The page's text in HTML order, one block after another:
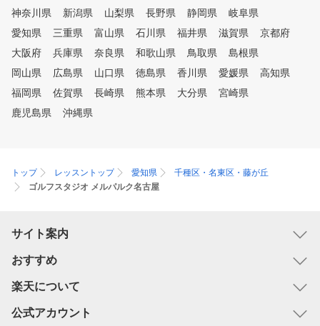
神奈川県
新潟県 山梨県 長野県 静岡県
岐阜県
愛知県
三重県 富山県 石川県 福井県 滋賀県
京都府
大阪府
兵庫県 奈良県 和歌山県 鳥取県
島根県
岡山県
広島県 山口県 徳島県 香川県 愛媛県
高知県
福岡県
佐賀県 長崎県 熊本県 大分県
宮崎県
鹿児島県
沖縄県
トップ レッスントップ 愛知県
千種区・名東区・藤が丘
ゴルフスタジオ メルパルク名古屋
サイト案内
おすすめ
楽天について
公式アカウント